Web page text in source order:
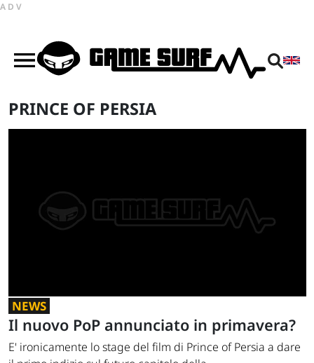
ADV
PRINCE OF PERSIA
NEWS
Il nuovo PoP annunciato in primavera?
E' ironicamente lo stage del film di Prince of Persia a dare